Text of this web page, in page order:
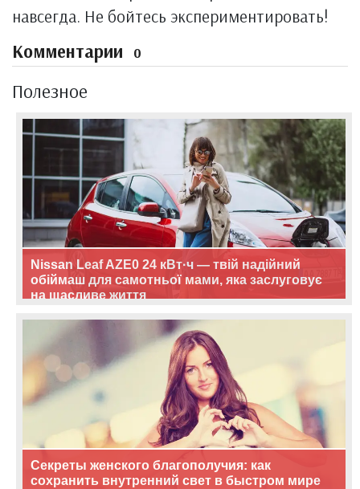
навсегда. Не бойтесь экспериментировать!
Комментарии 0
Полезное
Nissan Leaf AZE0 24 кВт·ч — твій надійний
обіймаш для самотньої мами, яка заслуговує
на щасливе життя
Секреты женского благополучия: как
сохранить внутренний свет в быстром мире